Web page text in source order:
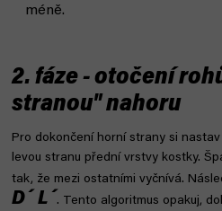
méně.
2. fáze - otočení
stranou" nahoru
Pro dokončení horní strany si
levou stranu přední vrstvy kostky.
tak, že mezi ostatními vyčnívá.
D´ L´
. Tento algoritmus opakuj,